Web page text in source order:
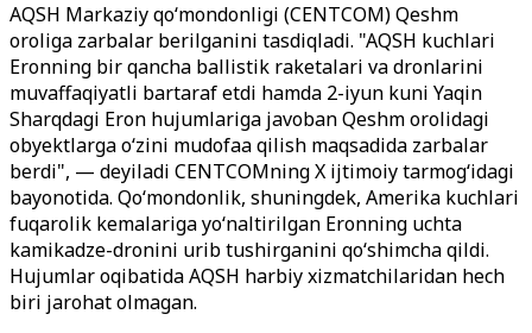
AQSH Markaziy qo‘mondonligi (CENTCOM) Qeshm
oroliga zarbalar berilganini tasdiqladi. "AQSH kuchlari
Eronning bir qancha ballistik raketalari va dronlarini
muvaffaqiyatli bartaraf etdi hamda 2-iyun kuni Yaqin
Sharqdagi Eron hujumlariga javoban Qeshm orolidagi
obyektlarga o‘zini mudofaa qilish maqsadida zarbalar
berdi", — deyiladi CENTCOMning X ijtimoiy tarmog‘idagi
bayonotida. Qo‘mondonlik, shuningdek, Amerika kuchlari
fuqarolik kemalariga yo‘naltirilgan Eronning uchta
kamikadze-dronini urib tushirganini qo‘shimcha qildi.
Hujumlar oqibatida AQSH harbiy xizmatchilaridan hech
biri jarohat olmagan.